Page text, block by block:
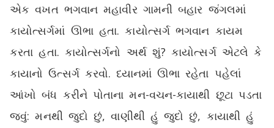
એક વખત ભગવાન મહાવીર ગામની બહાર જંગલમાં
કાયોત્સર્ગમાં ઊભા હતા. કાયોત્સર્ગ ભગવાન કાયમ
કરતા હતા. કાયોત્સર્ગનો અર્થ શું? કાયોત્સર્ગ એટલે કે
કાયાનો ઉત્સર્ગ કરવો. ધ્યાનમાં ઊભા રહેતા પહેલાં
આંખો બંધ કરીને પોતાના મન-વચન-કાયાથી છૂટા પડતા
જવું: મનથી જુદો છું, વાણીથી હું જુદો છું, કાયાથી હું